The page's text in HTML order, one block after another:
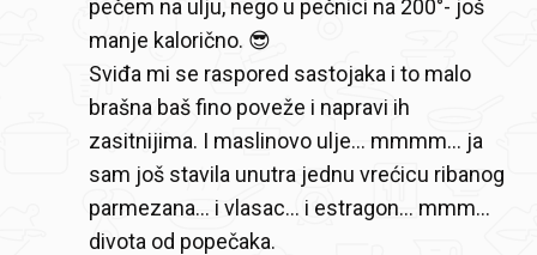
pečem na ulju, nego u pečnici na 200°- još
manje kalorično. 😎
Sviđa mi se raspored sastojaka i to malo
brašna baš fino poveže i napravi ih
zasitnijima. I maslinovo ulje... mmmm... ja
sam još stavila unutra jednu vrećicu ribanog
parmezana... i vlasac... i estragon... mmm...
divota od popečaka.